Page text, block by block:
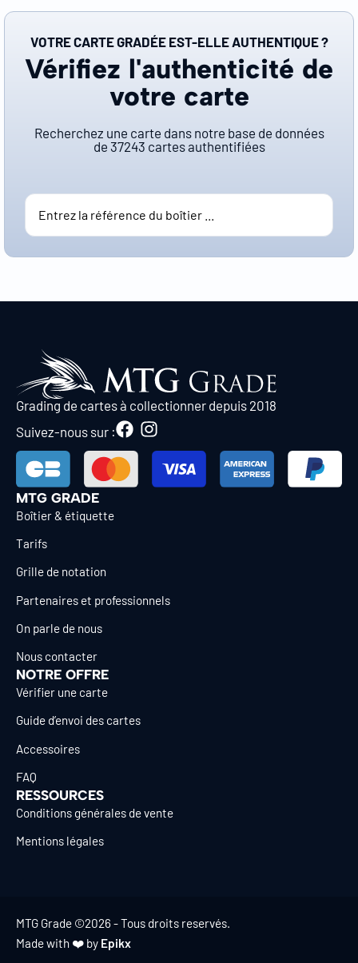
VOTRE CARTE GRADÉE EST-ELLE AUTHENTIQUE ?
Vérifiez l'authenticité de
votre carte
Recherchez une carte dans notre base de données
de 37243 cartes authentifiées
Grading de cartes à collectionner depuis 2018
Suivez-nous sur :
MTG GRADE
Boîtier & étiquette
Tarifs
Grille de notation
Partenaires et professionnels
On parle de nous
Nous contacter
NOTRE OFFRE
Vérifier une carte
Guide d’envoi des cartes
Accessoires
FAQ
RESSOURCES
Conditions générales de vente
Mentions légales
MTG Grade ©2026 - Tous droits reservés.
Made with ❤️ by Epikx